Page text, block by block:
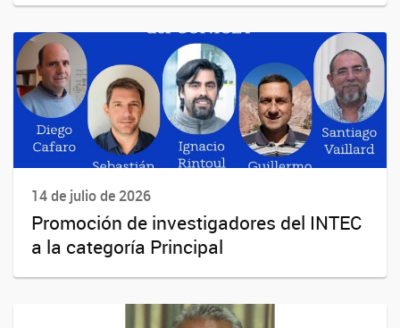
14 de julio de 2026
Promoción de investigadores del INTEC
a la categoría Principal